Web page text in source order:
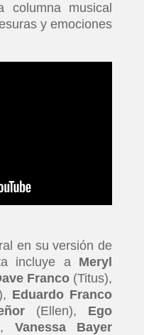
columna musical
y emociones
en su versión de
incluye a Meryl
Franco (Titus),
Eduardo Franco
(Ellen), Ego
Vanessa Bayer